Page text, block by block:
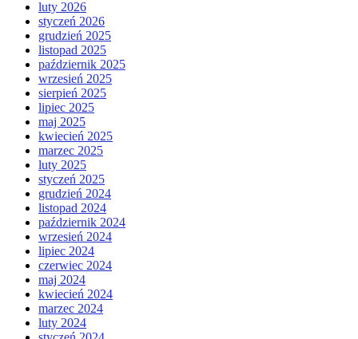
luty 2026
styczeń 2026
grudzień 2025
listopad 2025
październik 2025
wrzesień 2025
sierpień 2025
lipiec 2025
maj 2025
kwiecień 2025
marzec 2025
luty 2025
styczeń 2025
grudzień 2024
listopad 2024
październik 2024
wrzesień 2024
lipiec 2024
czerwiec 2024
maj 2024
kwiecień 2024
marzec 2024
luty 2024